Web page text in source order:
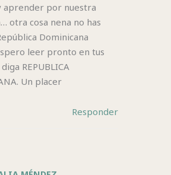
aprender por nuestra
otra cosa nena no has
Dominicana
leer pronto en tus
REPUBLICA
Un placer
Responder